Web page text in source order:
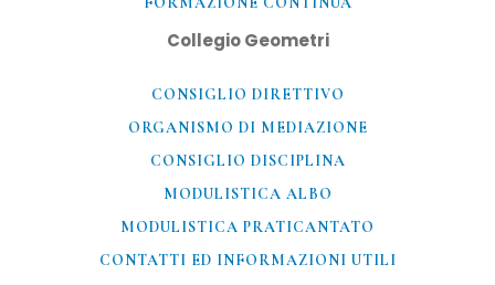
Collegio Geometri
CONSIGLIO DIRETTIVO
ORGANISMO DI MEDIAZIONE
CONSIGLIO DISCIPLINA
MODULISTICA ALBO
MODULISTICA PRATICANTATO
CONTATTI ED INFORMAZIONI UTILI​